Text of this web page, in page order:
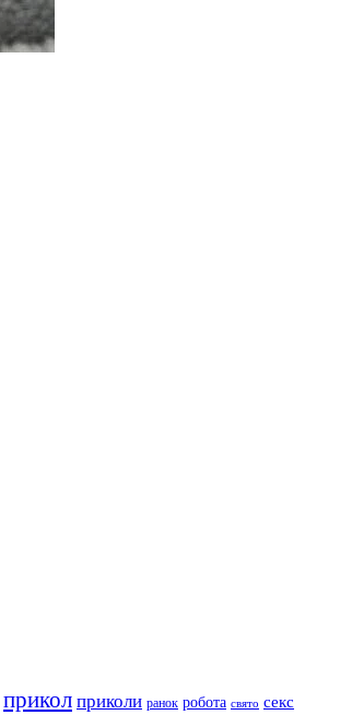
прикол приколи ранок робота свято секс